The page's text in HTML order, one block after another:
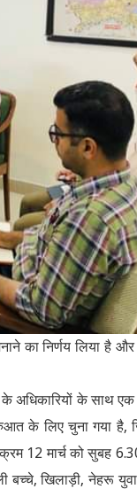
का निर्णय लिया है और
के अधिकारियों के साथ
के लिए चुना गया है,
12 मार्च को सुबह
बच्चे, खिलाड़ी, नेहरू